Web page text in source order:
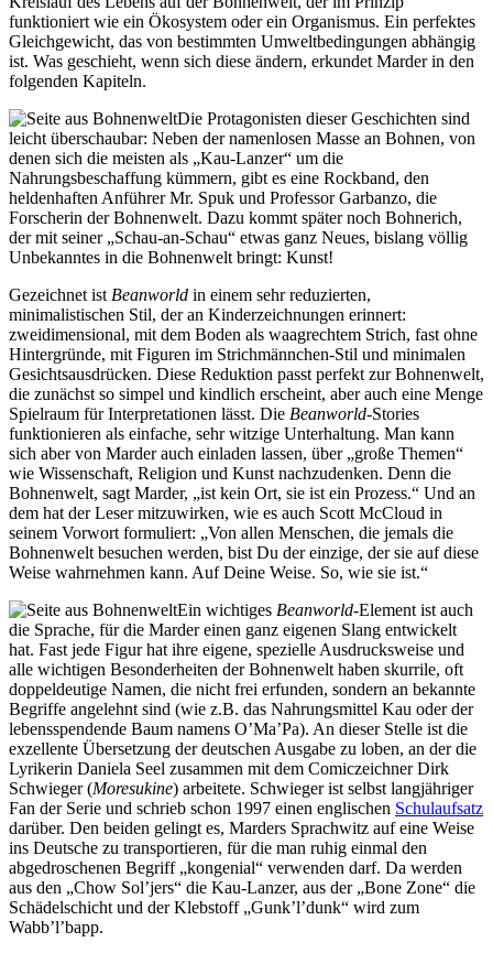
funktioniert wie ein Ökosystem oder ein Organismus. Ein perfektes
Gleichgewicht, das von bestimmten Umweltbedingungen abhängig
ist. Was geschieht, wenn sich diese ändern, erkundet Marder in den
folgenden Kapiteln.
Die Protagonisten dieser Geschichten sind
leicht überschaubar: Neben der namenlosen Masse an Bohnen, von
denen sich die meisten als „Kau-Lanzer“ um die
Nahrungsbeschaffung kümmern, gibt es eine Rockband, den
heldenhaften Anführer Mr. Spuk und Professor Garbanzo, die
Forscherin der Bohnenwelt. Dazu kommt später noch Bohnerich,
der mit seiner „Schau-an-Schau“ etwas ganz Neues, bislang völlig
Unbekanntes in die Bohnenwelt bringt: Kunst!
Gezeichnet ist Beanworld in einem sehr reduzierten,
minimalistischen Stil, der an Kinderzeichnungen erinnert:
zweidimensional, mit dem Boden als waagrechtem Strich, fast ohne
Hintergründe, mit Figuren im Strichmännchen-Stil und minimalen
Gesichtsausdrücken. Diese Reduktion passt perfekt zur Bohnenwelt,
die zunächst so simpel und kindlich erscheint, aber auch eine Menge
Spielraum für Interpretationen lässt. Die Beanworld-Stories
funktionieren als einfache, sehr witzige Unterhaltung. Man kann
sich aber von Marder auch einladen lassen, über „große Themen“
wie Wissenschaft, Religion und Kunst nachzudenken. Denn die
Bohnenwelt, sagt Marder, „ist kein Ort, sie ist ein Prozess.“ Und an
dem hat der Leser mitzuwirken, wie es auch Scott McCloud in
seinem Vorwort formuliert: „Von allen Menschen, die jemals die
Bohnenwelt besuchen werden, bist Du der einzige, der sie auf diese
Weise wahrnehmen kann. Auf Deine Weise. So, wie sie ist.“
Ein wichtiges Beanworld-Element ist auch
die Sprache, für die Marder einen ganz eigenen Slang entwickelt
hat. Fast jede Figur hat ihre eigene, spezielle Ausdrucksweise und
alle wichtigen Besonderheiten der Bohnenwelt haben skurrile, oft
doppeldeutige Namen, die nicht frei erfunden, sondern an bekannte
Begriffe angelehnt sind (wie z.B. das Nahrungsmittel Kau oder der
lebensspendende Baum namens O’Ma’Pa). An dieser Stelle ist die
exzellente Übersetzung der deutschen Ausgabe zu loben, an der die
Lyrikerin Daniela Seel zusammen mit dem Comiczeichner Dirk
Schwieger (Moresukine) arbeitete. Schwieger ist selbst langjähriger
Fan der Serie und schrieb schon 1997 einen englischen Schulaufsatz
darüber. Den beiden gelingt es, Marders Sprachwitz auf eine Weise
ins Deutsche zu transportieren, für die man ruhig einmal den
abgedroschenen Begriff „kongenial“ verwenden darf. Da werden
aus den „Chow Sol’jers“ die Kau-Lanzer, aus der „Bone Zone“ die
Schädelschicht und der Klebstoff „Gunk’l’dunk“ wird zum
Wabb’l’bapp.